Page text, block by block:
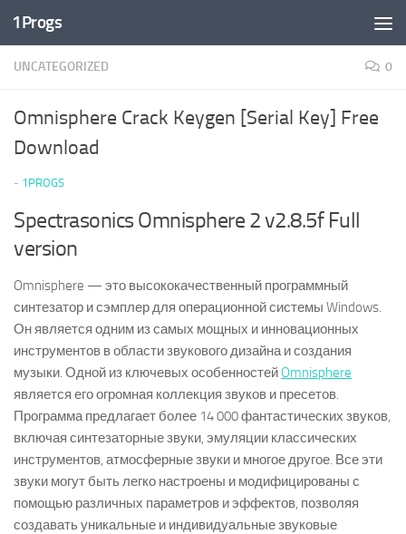
Перейти к содержимому
1Progs
UNCATEGORIZED 0
Omnisphere Crack Keygen [Serial Key] Free
Download
- 1PROGS
Spectrasonics Omnisphere 2 v2.8.5f Full
version
Omnisphere — это высококачественный программный
синтезатор и сэмплер для операционной системы Windows.
Он является одним из самых мощных и инновационных
инструментов в области звукового дизайна и создания
музыки. Одной из ключевых особенностей Omnisphere
является его огромная коллекция звуков и пресетов.
Программа предлагает более 14 000 фантастических звуков,
включая синтезаторные звуки, эмуляции классических
инструментов, атмосферные звуки и многое другое. Все эти
звуки могут быть легко настроены и модифицированы с
помощью различных параметров и эффектов, позволяя
создавать уникальные и индивидуальные звуковые